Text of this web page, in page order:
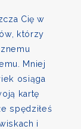
Cię w
którzy
Mniej
osiąga
kartę
spędziłeś
i